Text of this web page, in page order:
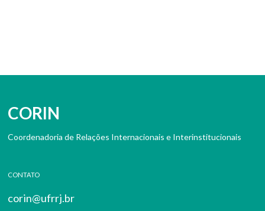
CORIN
Coordenadoria de Relações Internacionais e Interinstitucionais
CONTATO
corin@ufrrj.br